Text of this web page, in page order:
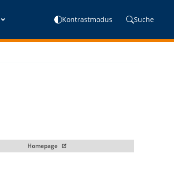
Kontrastmodus Suche
Homepage